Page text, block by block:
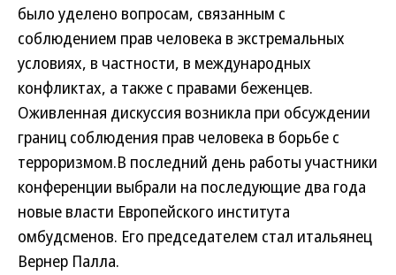
было уделено вопросам, связанным с
соблюдением прав человека в экстремальных
условиях, в частности, в международных
конфликтах, а также с правами беженцев.
Оживленная дискуссия возникла при обсуждении
границ соблюдения прав человека в борьбе с
терроризмом.В последний день работы участники
конференции выбрали на последующие два года
новые власти Европейского института
омбудсменов. Его председателем стал итальянец
Вернер Палла.